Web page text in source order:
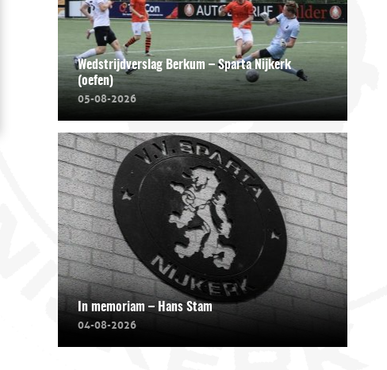
Wedstrijdverslag Berkum – Sparta Nijkerk
(oefen)
05-08-2026
In memoriam – Hans Stam
04-08-2026